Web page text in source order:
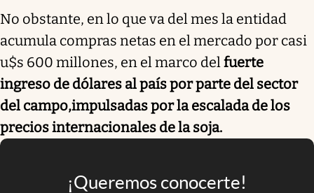
No obstante, en lo que va del mes la entidad
acumula compras netas en el mercado por casi
u$s 600 millones, en el marco delfuerte
ingreso de dólares al país por parte del sector
del campo,impulsadas por la escalada de los
precios internacionales de la soja.
¡Queremos conocerte!